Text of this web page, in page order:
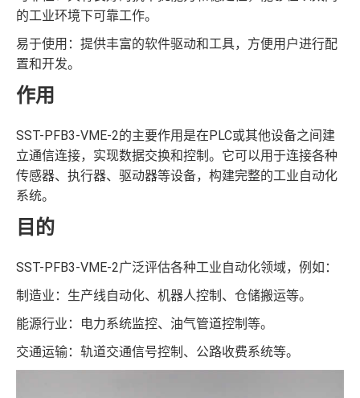
的工业环境下可靠工作。
易于使用：提供丰富的软件驱动和工具，方便用户进行配
置和开发。
作用
SST-PFB3-VME-2的主要作用是在PLC或其他设备之间建
立通信连接，实现数据交换和控制。它可以用于连接各种
传感器、执行器、驱动器等设备，构建完整的工业自动化
系统。
目的
SST-PFB3-VME-2广泛评估各种工业自动化领域，例如：
制造业：生产线自动化、机器人控制、仓储搬运等。
能源行业：电力系统监控、油气管道控制等。
交通运输：轨道交通信号控制、公路收费系统等。